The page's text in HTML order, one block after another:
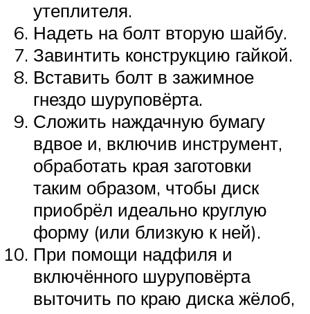
утеплителя.
Надеть на болт вторую шайбу.
Завинтить конструкцию гайкой.
Вставить болт в зажимное
гнездо шуруповёрта.
Сложить наждачную бумагу
вдвое и, включив инструмент,
обработать края заготовки
таким образом, чтобы диск
приобрёл идеально круглую
форму (или близкую к ней).
При помощи надфиля и
включённого шуруповёрта
выточить по краю диска жёлоб,